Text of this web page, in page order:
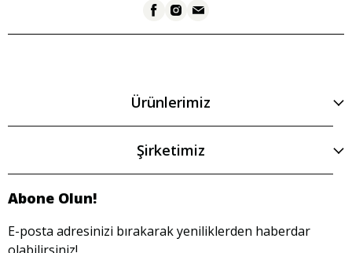
Ürünlerimiz
Şirketimiz
Abone Olun!
E-posta adresinizi bırakarak yeniliklerden haberdar